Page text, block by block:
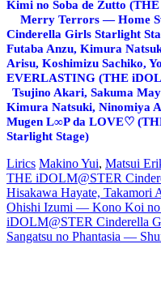
Kimi no Soba de Zutto
Merry Terrors — Home
Cinderella Girls Starlight
Futaba Anzu, Kimura
Arisu, Koshimizu Sachiko,
EVERLASTING (THE
Tsujino Akari, Sakuma
Kimura Natsuki, Ninomiya
Mugen L∞P da LOVE♡
Starlight Stage)
Lirics Makino Yui, Matsui
THE iDOLM@STER
Запись
навигация
Hisakawa Hayate, Takamori
Ohishi Izumi — Kono Koi no
iDOLM@STER Cinderella
Sangatsu no Phantasia —